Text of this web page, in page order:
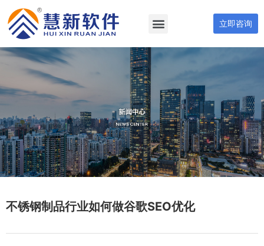
立即咨询
不锈钢制品行业如何做谷歌SEO优化